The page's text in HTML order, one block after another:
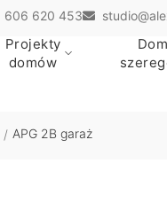
606 620 453
Projekty
domów
/ APG 2B garaż